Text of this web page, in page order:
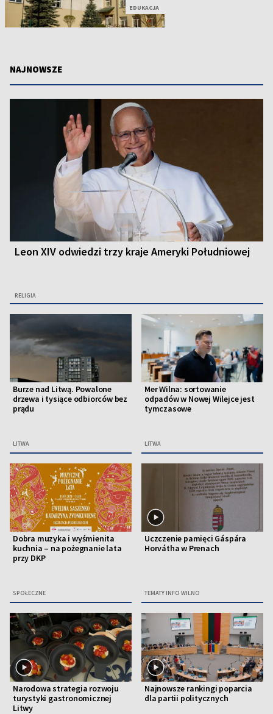
EDUKACJA
NAJNOWSZE
Leon XIV odwiedzi trzy kraje Ameryki Południowej
RELIGIA
Burze nad Litwą. Powalone
drzewa i tysiące odbiorców bez
prądu
LITWA
Mer Wilna: sortowanie
odpadów w Nowej Wilejce jest
tymczasowe
LITWA
Dobra muzyka i wyśmienita
kuchnia – na pożegnanie lata
przy DKP
SPOŁECZNE
Uczczenie pamięci Gáspára
Horvátha w Prenach
TEMATY INFO WILNO
Narodowa strategia rozwoju
turystyki gastronomicznej
Litwy
Najnowsze rankingi poparcia
dla partii politycznych